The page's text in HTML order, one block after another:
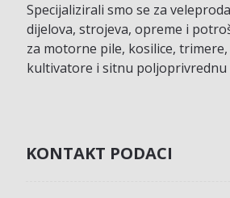
Specijalizirali smo se za
dijelova, strojeva, opreme i
za motorne pile, kosilice,
kultivatore i sitnu poljoprivrednu
KONTAKT PODACI